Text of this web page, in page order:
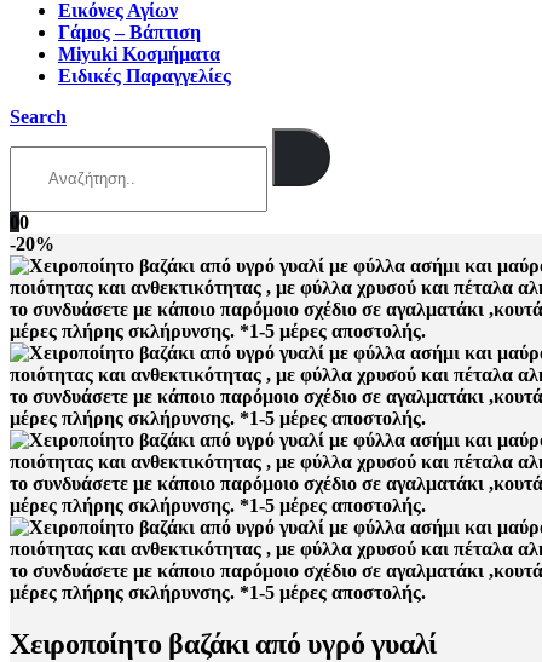
Εικόνες Αγίων
Γάμος – Βάπτιση
Miyuki Κοσμήματα
Ειδικές Παραγγελίες
Search
00
-20%
Χειροποίητο βαζάκι από υγρό γυαλί